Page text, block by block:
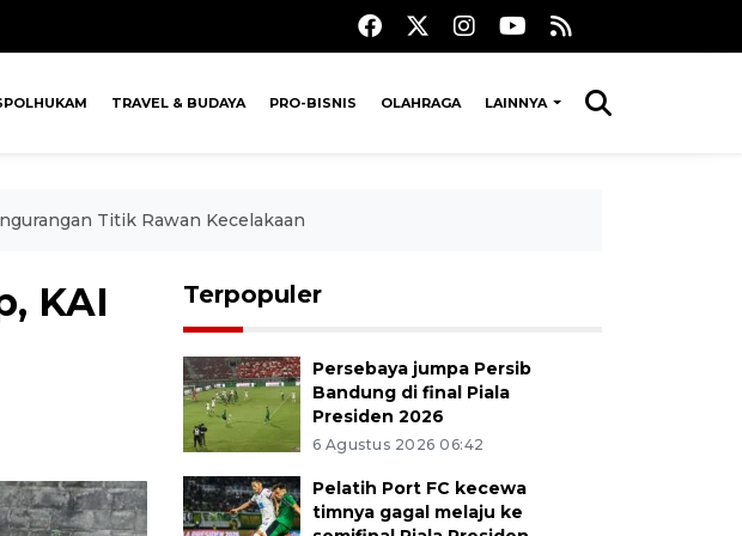
TRAVEL & BUDAYA PRO-BISNIS OLAHRAGA LAINNYA
Titik Rawan Kecelakaan
KAI
Terpopuler
Persebaya jumpa Persib
Bandung di final Piala
Presiden 2026
6 Agustus 2026 06:42
Pelatih Port FC kecewa
timnya gagal melaju ke